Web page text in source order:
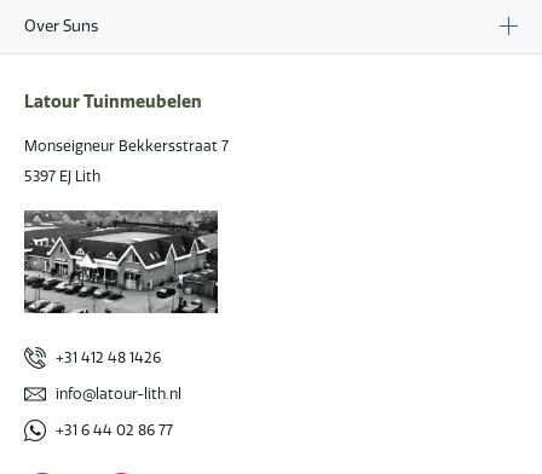
Over Suns
Latour Tuinmeubelen
Monseigneur Bekkersstraat 7
5397 EJ Lith
+31 412 48 1426
info@latour-lith.nl
+31 6 44 02 86 77